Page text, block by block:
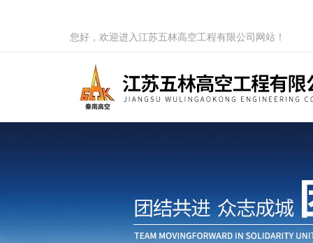
您好，欢迎进入江苏五林高空工程有限公司网站！